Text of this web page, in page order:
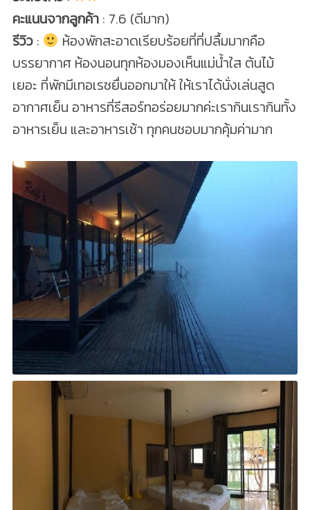
คะแนนจากลูกค้า: 7.6 (ดีมาก)
รีวิว:
ห้องพักสะอาดเรียบร้อยที่ที่ปลื้มมากคือ
บรรยากาศ ห้องนอนทุกห้องมองเห็นแม่น้ำใส ต้นไม้
เยอะ ที่พักมีเทอเรซยื่นออกมาให้ ให้เราได้นั่งเล่นสูด
อากาศเย็น อาหารที่รีสอร์ทอร่อยมากค่ะเรากินเรากินทั้ง
อาหารเย็น และอาหารเช้า ทุกคนชอบมากคุ้มค่ามาก